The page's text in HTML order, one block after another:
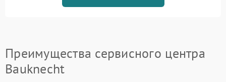
Преимущества сервисного центра
Bauknecht